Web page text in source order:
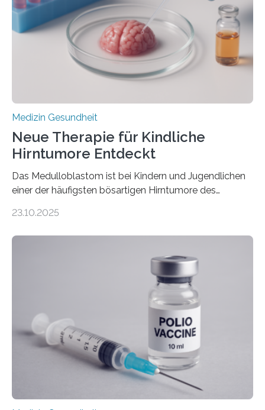
Rhythmusstörungen reduzieren lassen. Würzburg. Die
hypertrophe Kardiomyopathie (HCM) ist die häufigste
erblich bedingte Herzerkrankung. Sie führt dazu, dass
sich die linke Herzkammer verdickt, der Herzmuskel zu
stark kontrahiert…
Medizin Gesundheit
Neue Therapie für Kindliche
Hirntumore Entdeckt
Das Medulloblastom ist bei Kindern und Jugendlichen
einer der häufigsten bösartigen Hirntumore des
Betroffenen können mit heutigen Methoden geheilt
Dringend benötigt werden zielgerichtete Therapien, die
nur Tumorschwachstellen angreifen und normales
Gewebe verschonen. Forschende um Daniel Merk vom
Hertie-Institut für klinische Hirnforschung am
Universitätsklinikum Tübingen haben eine solche
Schwachstelle im Erbgut einer Untergruppe des
Medulloblastoms gefunden. Die Wilhelm Sander-
Stiftung unterstützte das Projekt…
23.10.2025